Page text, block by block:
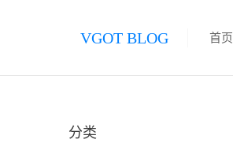
VGOT BLOG 首页
分类